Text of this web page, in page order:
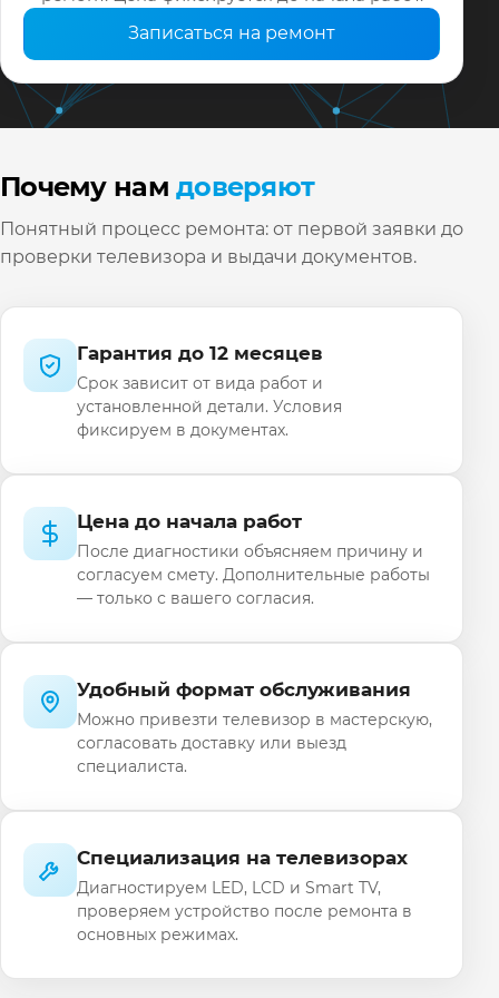
Записаться на ремонт
Почему намдоверяют
Понятный процесс ремонта: от первой заявки до
проверки телевизора и выдачи документов.
Гарантия до 12 месяцев
Срок зависит от вида работ и
установленной детали. Условия
фиксируем в документах.
Цена до начала работ
После диагностики объясняем причину и
согласуем смету. Дополнительные работы
— только с вашего согласия.
Удобный формат обслуживания
Можно привезти телевизор в мастерскую,
согласовать доставку или выезд
специалиста.
Специализация на телевизорах
Диагностируем LED, LCD и Smart TV,
проверяем устройство после ремонта в
основных режимах.